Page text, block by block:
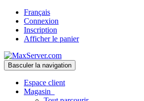
Français
Connexion
Inscription
Afficher le panier
Basculer la navigation
Espace client
Magasin